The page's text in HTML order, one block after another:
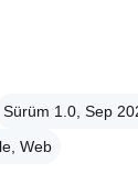
Sürüm 1.0, Sep
Web